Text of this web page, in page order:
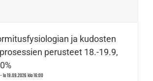
ja kudosten
perusteet 18.-19.9,
-la 19.09.2026 klo 16:00